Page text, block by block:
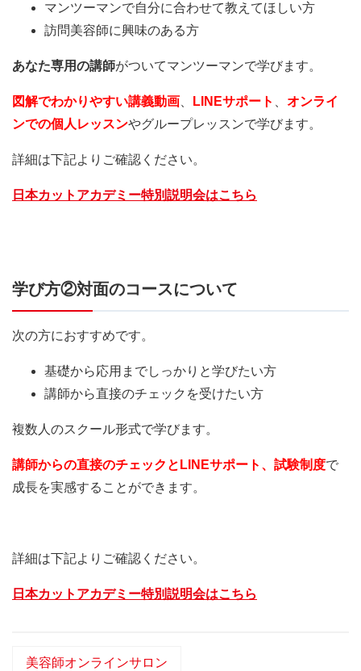
マンツーマンで自分に合わせて教えてほしい方
訪問美容師に興味のある方
あなた専用の講師がついてマンツーマンで学びます。
図解でわかりやすい講義動画 LINEサポート
オンライ
ンでの個人レッスンやグループレッスンで学びます。
詳細は下記よりご確認ください。
日本カットアカデミー特別説明会はこちら
学び方②対面のコースについて
次の方におすすめです。
基礎から応用までしっかりと学びたい方
講師から直接のチェックを受けたい方
複数人のスクール形式で学びます。
講師からの直接のチェックとLINEサポート、試験制度で
成長を実感することができます。
詳細は下記よりご確認ください。
日本カットアカデミー特別説明会はこちら
美容師オンラインサロン